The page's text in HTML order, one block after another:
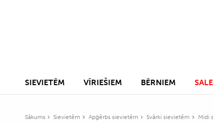
SIEVIETĒM VĪRIEŠIEM BĒRNIEM SALE
Sākums Sievietēm Apģērbs sievietēm Svārki sievietēm Midi